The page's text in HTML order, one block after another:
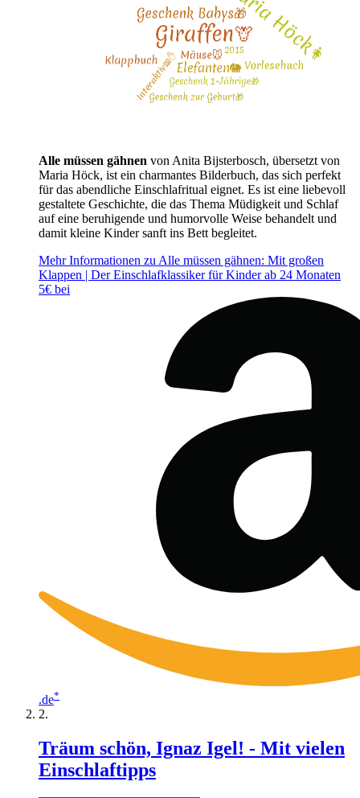
Alle müssen gähnen von Anita Bijsterbosch, übersetzt von
Maria Höck, ist ein charmantes Bilderbuch, das sich perfekt
für das abendliche Einschlafritual eignet. Es ist eine liebevoll
gestaltete Geschichte, die das Thema Müdigkeit und Schlaf
auf eine beruhigende und humorvolle Weise behandelt und
damit kleine Kinder sanft ins Bett begleitet.
Mehr Informationen zu Alle müssen gähnen: Mit großen
Klappen | Der Einschlafklassiker für Kinder ab 24 Monaten
5€ bei
.de*
Träum schön, Ignaz Igel! - Mit vielen
Einschlaftipps